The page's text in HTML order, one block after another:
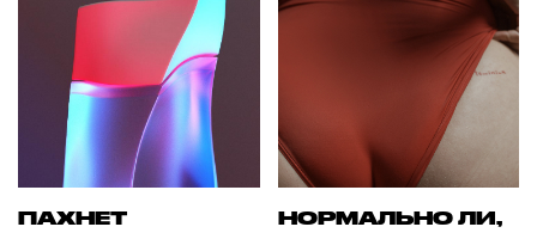
ПАХНЕТ
НОРМАЛЬНО ЛИ,